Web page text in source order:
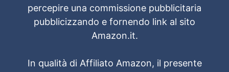
percepire una commissione pubblicitaria
pubblicizzando e fornendo link al sito
Amazon.it.
In qualità di Affiliato Amazon, il presente